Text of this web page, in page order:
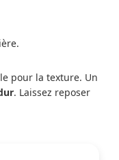
pour la texture. Un
. Laissez reposer